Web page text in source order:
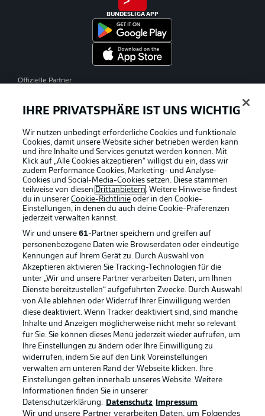
BUNDESLIGA APP
Offizielle Partner
Rechtliche Hinweise Voreinstellungen verwalten
Datenschutz Nutzungsbedingungen
Kontakt Jobs
Impressum Partner
Spieler Liveticker
AGB
IHRE PRIVATSPHÄRE IST UNS WICHTIG
Wir nutzen unbedingt erforderliche Cookies und funktionale
Cookies, damit unsere Website sicher betrieben werden kann
und ihre Inhalte und Services genutzt werden können. Mit
Klick auf „Alle Cookies akzeptieren“ willigst du ein, dass wir
zudem Performance Cookies, Marketing- und Analyse-
Cookies und Social-Media-Cookies setzen. Diese stammen
teilweise von diesen Drittanbietern. Weitere Hinweise findest
du in unsererCookie-Richtlinie oder in den Cookie-
Einstellungen, in denen du auch deine Cookie-Präferenzen
jederzeit verwalten kannst.
Wir und unsere61-Partner speichern und greifen auf
personenbezogene Daten wie Browserdaten oder eindeutige
Kennungen auf Ihrem Gerät zu. Durch Auswahl von
Akzeptieren aktivieren Sie Tracking-Technologien für die
unter „Wir und unsere Partner verarbeiten Daten, um Ihnen
Dienste bereitzustellen“ aufgeführten Zwecke. Durch Auswahl
von Alle ablehnen oder Widerruf Ihrer Einwilligung werden
diese deaktiviert. Wenn Tracker deaktiviert sind, sind manche
Inhalte und Anzeigen möglicherweise nicht mehr so relevant
für Sie. Sie können dieses Menü jederzeit wieder aufrufen, um
Ihre Einstellungen zu ändern oder Ihre Einwilligung zu
widerrufen, indem Sie auf den Link Voreinstellungen
verwalten am unteren Rand der Webseite klicken. Ihre
Einstellungen gelten innerhalb unseres Website. Weitere
Informationen finden Sie in unserer
Datenschutzerklärung.
Datenschutz Impressum
Wir und unsere Partner verarbeiten Daten, um Folgendes